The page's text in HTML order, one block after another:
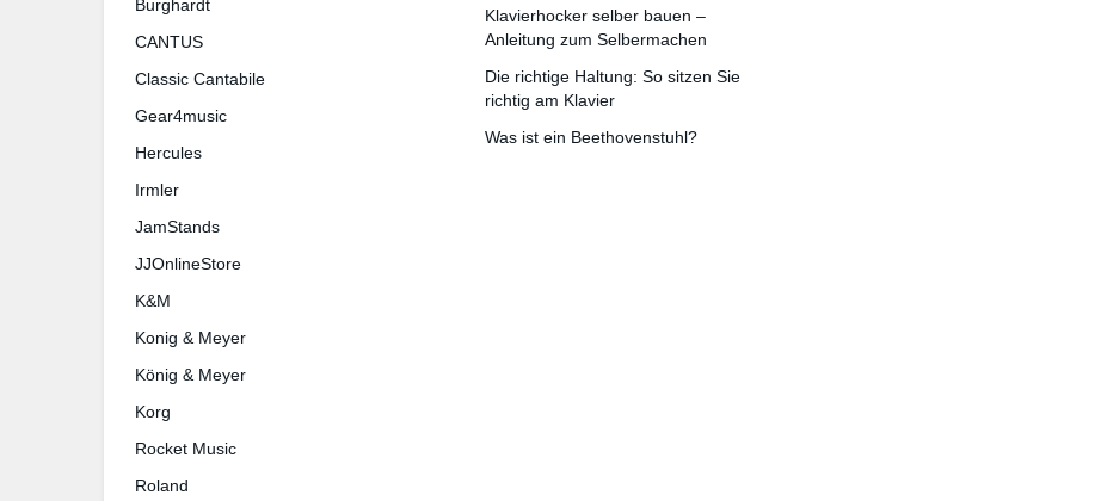
Burg­hardt
CANTUS
Classic Cantabile
Gear4music
Hercules
Irmler
JamStands
JJOnlineStore
K&M
Konig & Meyer
König & Meyer
Korg
Rocket Music
Roland
Klavierhocker selber bauen –
Anleitung zum Selbermachen
Die richtige Haltung: So sitzen Sie
richtig am Klavier
Was ist ein Beethovenstuhl?